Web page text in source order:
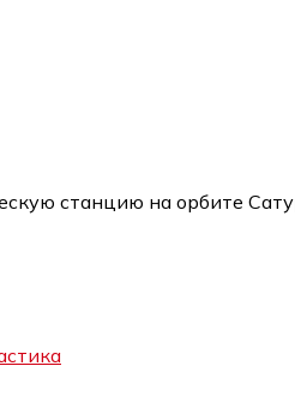
станцию на орбите